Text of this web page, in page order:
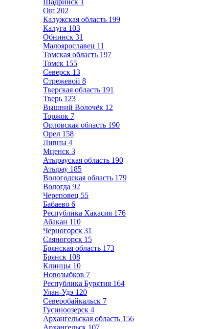
Шадринск 1
Ош 202
Калужская область 199
Калуга 103
Обнинск 31
Малоярославец 11
Томская область 197
Томск 155
Северск 13
Стрежевой 8
Тверская область 191
Тверь 123
Вышний Волочёк 12
Торжок 7
Орловская область 190
Орел 158
Ливны 4
Мценск 3
Атырауская область 190
Атырау 185
Вологодская область 179
Вологда 92
Череповец 55
Бабаево 6
Республика Хакасия 176
Абакан 110
Черногорск 31
Саяногорск 15
Брянская область 173
Брянск 108
Клинцы 10
Новозыбков 7
Республика Бурятия 164
Улан-Удэ 120
Северобайкальск 7
Гусиноозерск 4
Архангельская область 156
Архангельск 107